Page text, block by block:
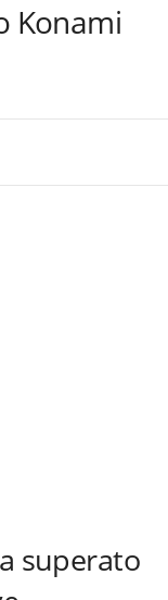
Konami
superato